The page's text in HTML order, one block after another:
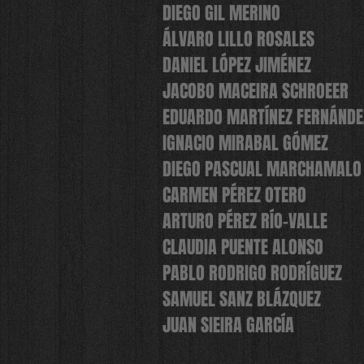
DIEGO GIL MERINO
ÁLVARO LILLO ROSALES
DANIEL LÓPEZ JIMÉNEZ
JACOBO MACEIRA SCHROEER
EDUARDO MARTÍNEZ
IGNACIO MIRABAL GÓMEZ
DIEGO PASCUAL MARCHAMALO
CARMEN PÉREZ OTERO
ARTURO PÉREZ RÍO-VALLE
CLAUDIA PUENTE ALONSO
PABLO RODRIGO RODRÍGUEZ
SAMUEL SANZ BLÁZQUEZ
JUAN SIEIRA GARCÍA